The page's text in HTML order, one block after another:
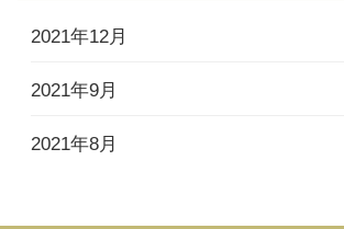
2021年12月
2021年9月
2021年8月